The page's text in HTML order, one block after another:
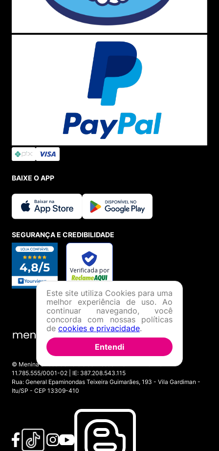
BAIXE O APP
SEGURANÇA E CREDIBILIDADE
© Menina Shoes Comércio de Modas Eireli - EPP CNPJ:
11.785.555/0001-02 | IE: 387.208.543.115
Rua: General Epaminondas Teixeira Guimarães, 193 - Vila Gardiman -
Itu/SP - CEP 13309-410
Este site utiliza Cookies para uma
melhor experiência de uso. Ao
continuar navegando, você
concorda com nossas políticas
de cookies e privacidade.
Entendi